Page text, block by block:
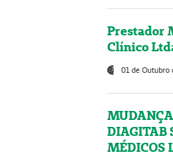
Prestador
Clínico
01 de Outubro
DIAGITAB
MÉDICOS